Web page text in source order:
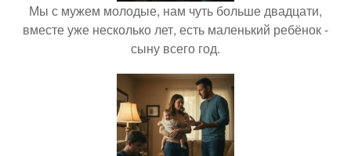
Мы с мужем молодые, нам чуть больше двадцати,
вместе уже несколько лет, есть маленький ребёнок -
сыну всего год.